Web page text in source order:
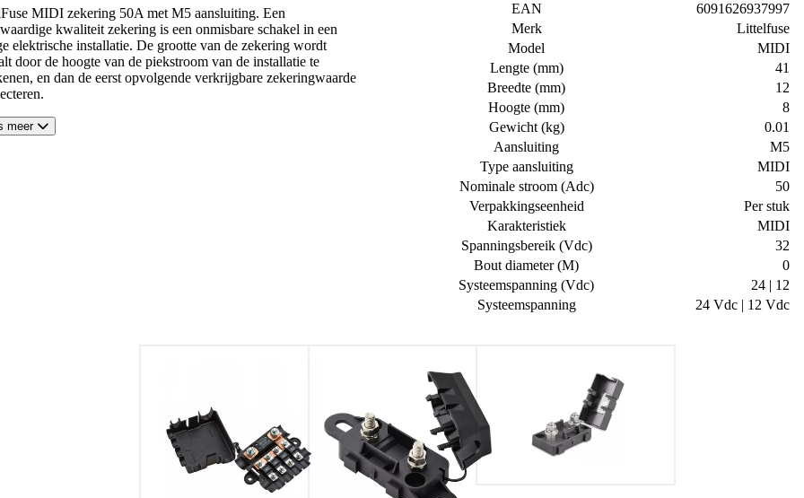
MIDI zekering 50A met M5 aansluiting. Een
kwaliteit zekering is een onmisbare schakel in een
elektrische installatie. De grootte van de zekering wordt
door de hoogte van de piekstroom van de installatie te
en dan de eerst opvolgende verkrijgbare zekeringwaarde
meer
EAN
6091626937997
Merk
Littelfuse
Model
MIDI
Lengte (mm)
41
Breedte (mm)
12
Hoogte (mm)
8
Gewicht (kg)
0.01
Aansluiting
M5
Type aansluiting
MIDI
Nominale stroom (Adc)
50
Verpakkingseenheid
Per stuk
Karakteristiek
MIDI
Spanningsbereik (Vdc)
32
Bout diameter (M)
0
Systeemspanning (Vdc)
24 | 12
Systeemspanning
24 Vdc | 12 Vdc